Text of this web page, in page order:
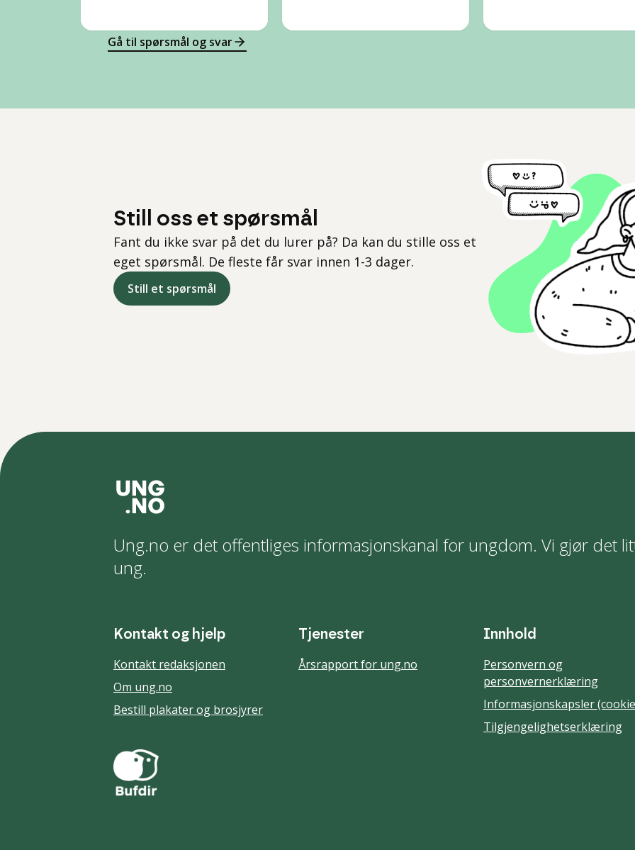
Gå til spørsmål og svar
Still oss et spørsmål
Fant du ikke svar på det du lurer på? Da kan du stille oss et
eget spørsmål. De fleste får svar innen 1-3 dager.
Still et spørsmål
Ung.no er det offentliges informasjonskanal for ungdom. Vi gjør det
ung.
Kontakt og hjelp
Kontakt redaksjonen
Om ung.no
Bestill plakater og brosjyrer
Tjenester
Årsrapport for ung.no
Innhold
Personvern og
personvernerklæring
Informasjonskapsler
Tilgjengelighetserklæring